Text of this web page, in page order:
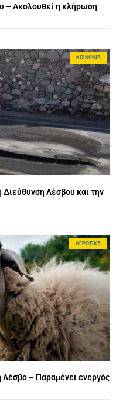
– Ακολουθεί η κλήρωση
ΚΟΙΝΩΝΊΑ
Λέσβου και την
ΑΓΡΟΤΙΚΆ
– Παραμένει ενεργός